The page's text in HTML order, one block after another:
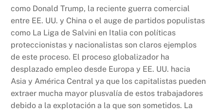
como Donald Trump, la reciente guerra comercial
entre EE. UU. y China o el auge de partidos populistas
como La Liga de Salvini en Italia con políticas
proteccionistas y nacionalistas son claros ejemplos
de este proceso. El proceso globalizador ha
desplazado empleo desde Europa y EE. UU. hacia
Asia y América Central ya que los capitalistas pueden
extraer mucha mayor plusvalía de estos trabajadores
debido a la explotación a la que son sometidos. La